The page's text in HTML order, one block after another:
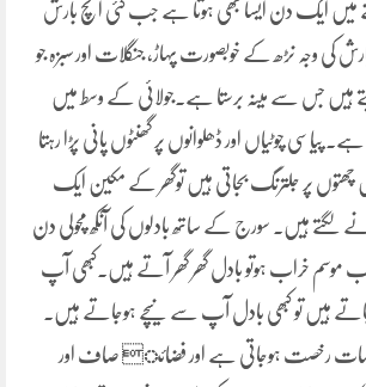
میں ایک دن ایسا بھی ہوتا ہے جب کئی انچ بارش
کی وجہ نڑھ کے خوبصورت پہاڑ، جنگلات اور سبزہ جو
ہیں جس سے مینہ برستا ہے۔جولائی کے وسط میں
پیاسی چوٹیاں اور ڈھلوانوں پر گھنٹوں پانی پڑا رہتا
چھتوں پر جلترنگ بجاتی ہیں توگھر کے مکین ایک
ہیں۔ سورج کے ساتھ بادلوں کی آنکھ مچولی دن
خراب ہوتو بادل گھر گھر آتے ہیں۔کبھی آپ
ہیں تو کبھی بادل آپ سے نیچے ہوجاتے ہیں۔
رخصت ہوجاتی ہے اور فضائ صاف اور